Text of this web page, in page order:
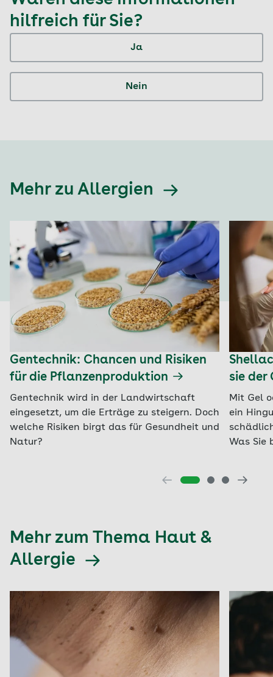
hilfreich für Sie?
Ja
Nein
Mehr zu Allergien
Gentechnik: Chancen und Risiken
für die Pflanzenproduktion
Gentechnik wird in der Landwirtschaft
eingesetzt, um die Erträge zu steigern. Doch
welche Risiken birgt das für Gesundheit und
Natur?
sie der
Mit Gel
ein
Was Sie
Mehr zum Thema Haut &
Allergie